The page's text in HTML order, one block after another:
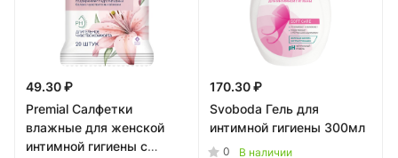
49.30 ₽
Premial Салфетки
влажные для женской
интимной гигиены с
170.30 ₽
Svoboda Гель для
интимной гигиены 300мл
0 В наличии